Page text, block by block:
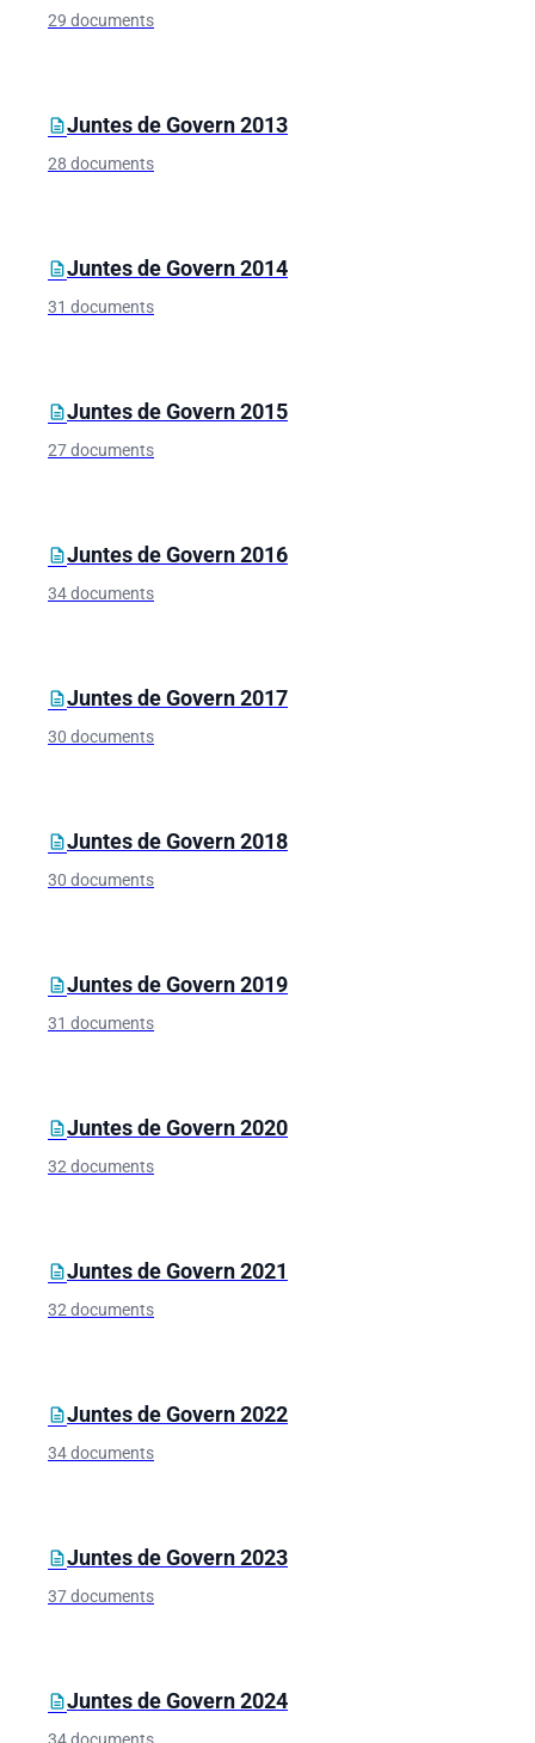
29 documents
descriptionJuntes de Govern 2013
28 documents
descriptionJuntes de Govern 2014
31 documents
descriptionJuntes de Govern 2015
27 documents
descriptionJuntes de Govern 2016
34 documents
descriptionJuntes de Govern 2017
30 documents
descriptionJuntes de Govern 2018
30 documents
descriptionJuntes de Govern 2019
31 documents
descriptionJuntes de Govern 2020
32 documents
descriptionJuntes de Govern 2021
32 documents
descriptionJuntes de Govern 2022
34 documents
descriptionJuntes de Govern 2023
37 documents
descriptionJuntes de Govern 2024